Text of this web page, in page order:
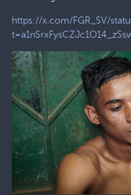
https://x.com/FGR_SV/